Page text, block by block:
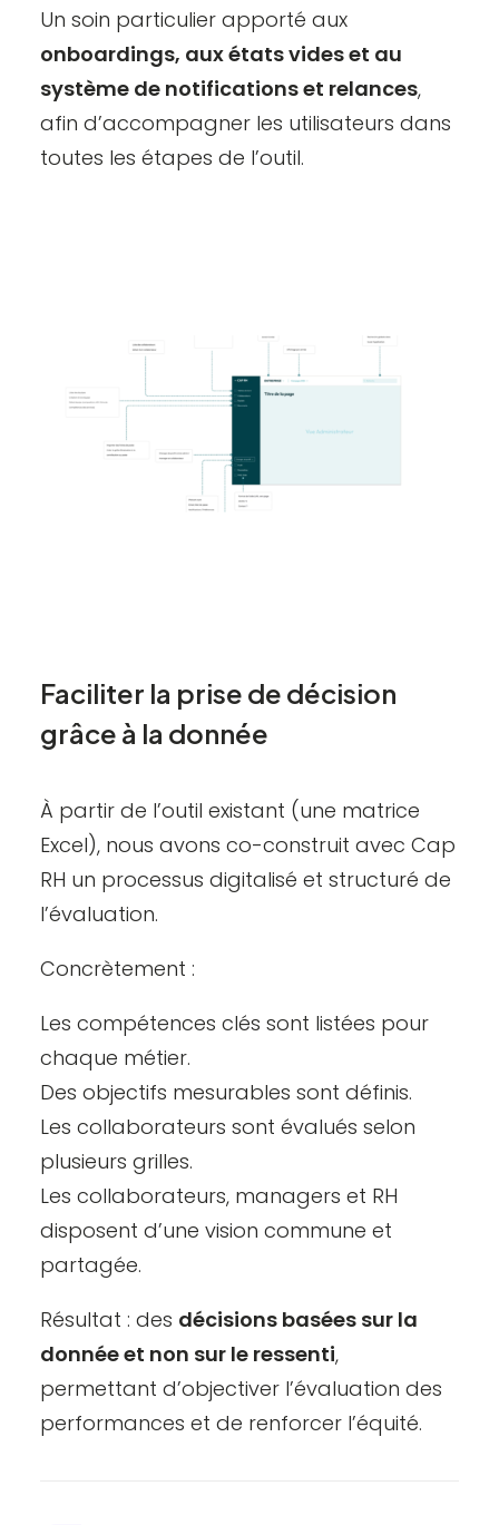
Un soin particulier apporté aux
onboardings, aux états vides et au
système de notifications et relances,
afin d’accompagner les utilisateurs dans
toutes les étapes de l’outil.
Faciliter la prise de décision
grâce à la donnée
À partir de l’outil existant (une matrice
Excel), nous avons co-construit avec Cap
RH un processus digitalisé et structuré de
l’évaluation.
Concrètement :
Les compétences clés sont listées pour
chaque métier.
Des objectifs mesurables sont définis.
Les collaborateurs sont évalués selon
plusieurs grilles.
Les collaborateurs, managers et RH
disposent d’une vision commune et
partagée.
Résultat : des décisions basées sur la
donnée et non sur le ressenti,
permettant d’objectiver l’évaluation des
performances et de renforcer l’équité.